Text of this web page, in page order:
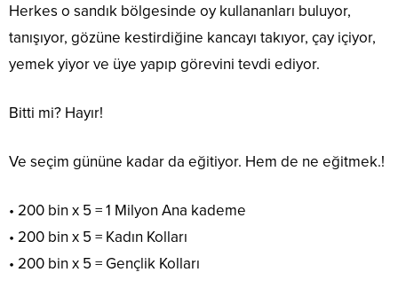
Herkes o sandık bölgesinde oy kullananları buluyor,
tanışıyor, gözüne kestirdiğine kancayı takıyor, çay içiyor,
yemek yiyor ve üye yapıp görevini tevdi ediyor.
Bitti mi? Hayır!
Ve seçim gününe kadar da eğitiyor. Hem de ne eğitmek.!
• 200 bin x 5 = 1 Milyon Ana kademe
• 200 bin x 5 = Kadın Kolları
• 200 bin x 5 = Gençlik Kolları